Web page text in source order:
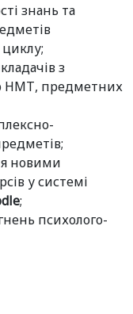
знань та
з
НМТ, предметних
новими
у системі
;
психолого-